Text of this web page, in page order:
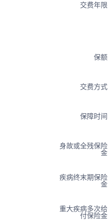
交费年限
保额
交费方式
保障时间
身故或全残保险
金
疾病终末期保险
金
重大疾病多次给
付保险金